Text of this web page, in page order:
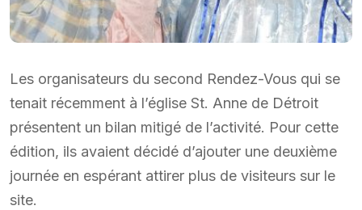
Les organisateurs du second Rendez-Vous qui se
tenait récemment à l’église St. Anne de Détroit
présentent un bilan mitigé de l’activité. Pour cette
édition, ils avaient décidé d’ajouter une deuxième
journée en espérant attirer plus de visiteurs sur le
site.